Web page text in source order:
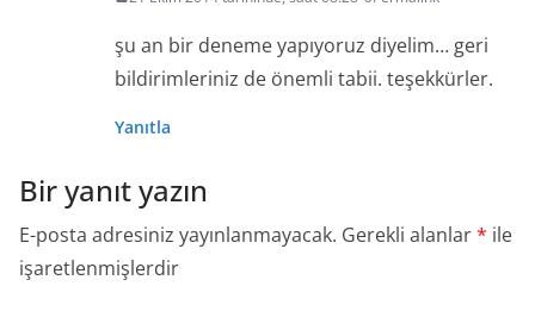
şu an bir deneme yapıyoruz diyelim… geri
bildirimleriniz de önemli tabii. teşekkürler.
Yanıtla
Bir yanıt yazın
E-posta adresiniz yayınlanmayacak. Gerekli alanlar* ile
işaretlenmişlerdir